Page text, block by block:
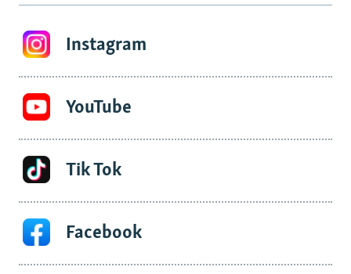
Instagram
YouTube
Tik Tok
Facebook